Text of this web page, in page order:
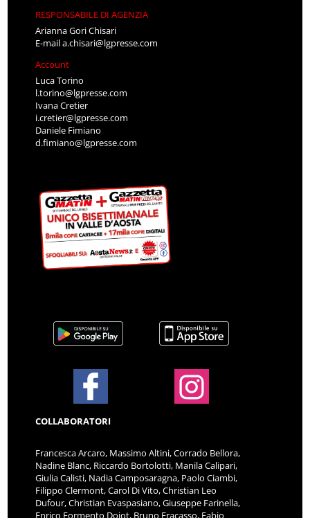
RESPONSABILE DI AGENZIA
Arianna Gori Chisari
E-maila.chisari@lgpresse.com
Account
Luca Torino
l.torino@lgpresse.com
Ivana Cretier
i.cretier@lgpresse.com
Daniele Fimiano
d.fimiano@lgpresse.com
COLLABORATORI
Francesca Arcaro, Massimo Altini, Corrado Bellora,
Nadine Blanc, Riccardo Bortolotti, Manila Calipari,
Giulia Calisti, Nadia Camposaragna, Paolo Ciambi,
Filippo Clermont, Carol Di Vito, Christian Leo
Dufour, Christian Evaspasiano, Giuseppe Farinella,
Enrico Formento Dojot, Bruno Fracasso, Fabio